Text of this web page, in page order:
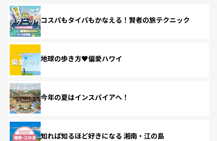
コスパもタイパもかなえる！賢者の旅テクニック
地球の歩き方♥偏愛ハワイ
今年の夏はインスパイアへ！
知れば知るほど好きになる 湘南・江の島